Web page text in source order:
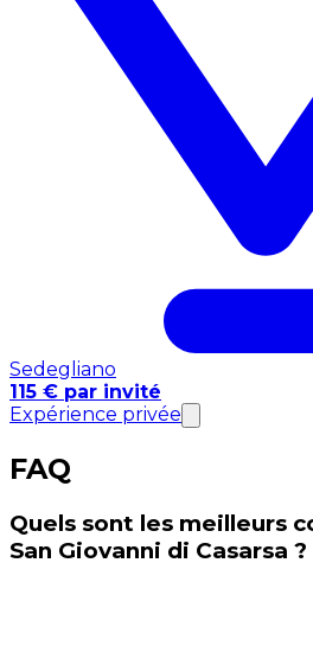
Sedegliano
115 € par invité
Expérience privée
FAQ
Quels sont les meilleurs
San Giovanni di Casarsa ?